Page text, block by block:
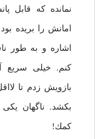
نمانده كه قابل
امانش را بريده
اشاره و به طور
كنم. خيلى سريع
بازويش زدم تا
بكشد. ناگهان
كمك!